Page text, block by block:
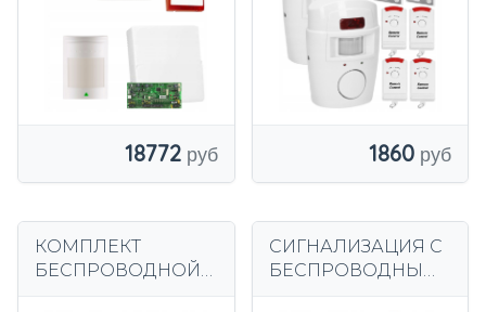
ДВИЖЕНИЯ
18772
ДИСТАНЦИОННОГ
О УПРАВЛЕНИЯ НА
АККУМУЛЯТОРЕ
ГРОМКАЯ СИРЕНА
95 дБ
1860
КОМПЛЕКТ
БЕСПРОВОДНОЙ
СИГНАЛИЗАЦИЯ С
БЕСПРОВОДНЫМ